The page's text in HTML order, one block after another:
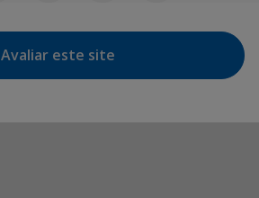
Avaliar este site